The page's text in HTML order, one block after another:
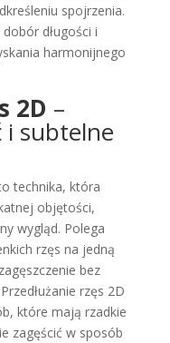
spojrzenia.
długości i
harmonijnego
2D –
i subtelne
technika, która
objętości,
wygląd. Polega
rzęs na jedną
bez
rzęs 2D
które mają rzadkie
zagęścić w sposób